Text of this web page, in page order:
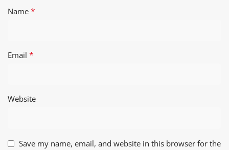
Name *
Email *
Website
Save my name, email, and website in this browser for the